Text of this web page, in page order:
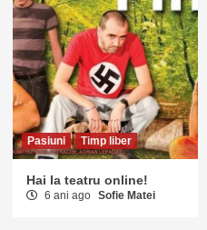
Pasiuni Timp liber
Hai la teatru online!
6 ani ago Sofie Matei